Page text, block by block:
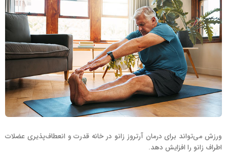
ورزش می‌تواند برای درمان آرتروز زانو در خانه قدرت و انعطاف‌پذیری عضلات
اطراف زانو را افزایش دهد.